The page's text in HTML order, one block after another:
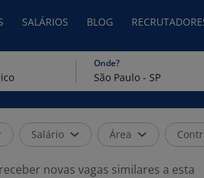
SALÁRIOS BLOG
Onde?
Salário Área
novas vagas similares a esta